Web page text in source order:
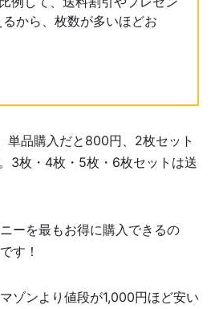
るから、枚数が多いほどお
単品購入だと800円、2枚セット
3枚・4枚・5枚・6枚セットは送
ーを最もお得に購入できるの
す！
ゾンより値段が1,000円ほど安い